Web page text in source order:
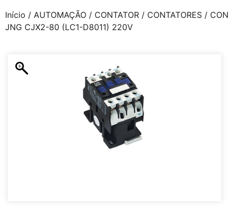
Início / AUTOMAÇÃO / CONTATOR / CONTATORES /
JNG CJX2-80 (LC1-D8011) 220V